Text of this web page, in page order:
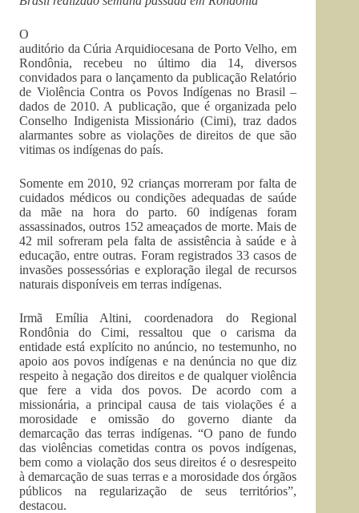
O
auditório da Cúria Arquidiocesana de Porto Velho, em
Rondônia, recebeu no último dia 14, diversos
convidados para o lançamento da publicação Relatório
de Violência Contra os Povos Indígenas no Brasil –
dados de 2010. A publicação, que é organizada pelo
Conselho Indigenista Missionário (Cimi), traz dados
alarmantes sobre as violações de direitos de que são
vitimas os indígenas do país.
Somente em 2010, 92 crianças morreram por falta de
cuidados médicos ou condições adequadas de saúde
da mãe na hora do parto. 60 indígenas foram
assassinados, outros 152 ameaçados de morte. Mais de
42 mil sofreram pela falta de assistência à saúde e à
educação, entre outras. Foram registrados 33 casos de
invasões possessórias e exploração ilegal de recursos
naturais disponíveis em terras indígenas.
Irmã Emília Altini, coordenadora do Regional
Rondônia do Cimi, ressaltou que o carisma da
entidade está explícito no anúncio, no testemunho, no
apoio aos povos indígenas e na denúncia no que diz
respeito à negação dos direitos e de qualquer violência
que fere a vida dos povos. De acordo com a
missionária, a principal causa de tais violações é a
morosidade e omissão do governo diante da
demarcação das terras indígenas. “O pano de fundo
das violências cometidas contra os povos indígenas,
bem como a violação dos seus direitos é o desrespeito
à demarcação de suas terras e a morosidade dos órgãos
públicos na regularização de seus territórios”,
destacou.